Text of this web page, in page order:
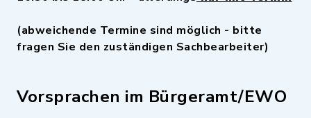
(abweichende Termine sind möglich - bitte
fragen Sie den zuständigen Sachbearbeiter)
Vorsprachen im Bürgeramt/EWO